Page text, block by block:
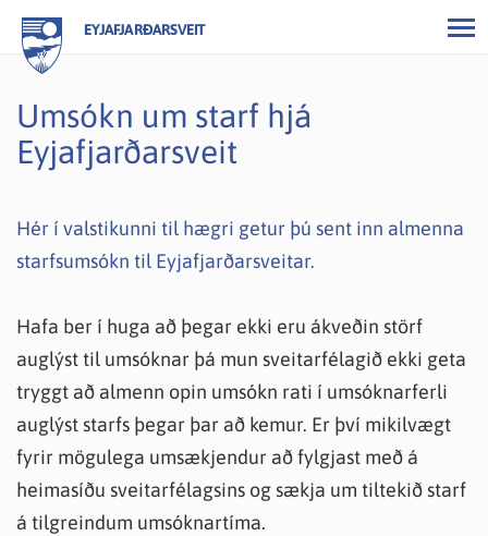
EYJAFJARÐARSVEIT
Umsókn um starf hjá
Eyjafjarðarsveit
Hér í valstikunni til hægri getur þú sent inn almenna
starfsumsókn til Eyjafjarðarsveitar.
Hafa ber í huga að þegar ekki eru ákveðin störf
auglýst til umsóknar þá mun sveitarfélagið ekki geta
tryggt að almenn opin umsókn rati í umsóknarferli
auglýst starfs þegar þar að kemur. Er því mikilvægt
fyrir mögulega umsækjendur að fylgjast með á
heimasíðu sveitarfélagsins og sækja um tiltekið starf
á tilgreindum umsóknartíma.